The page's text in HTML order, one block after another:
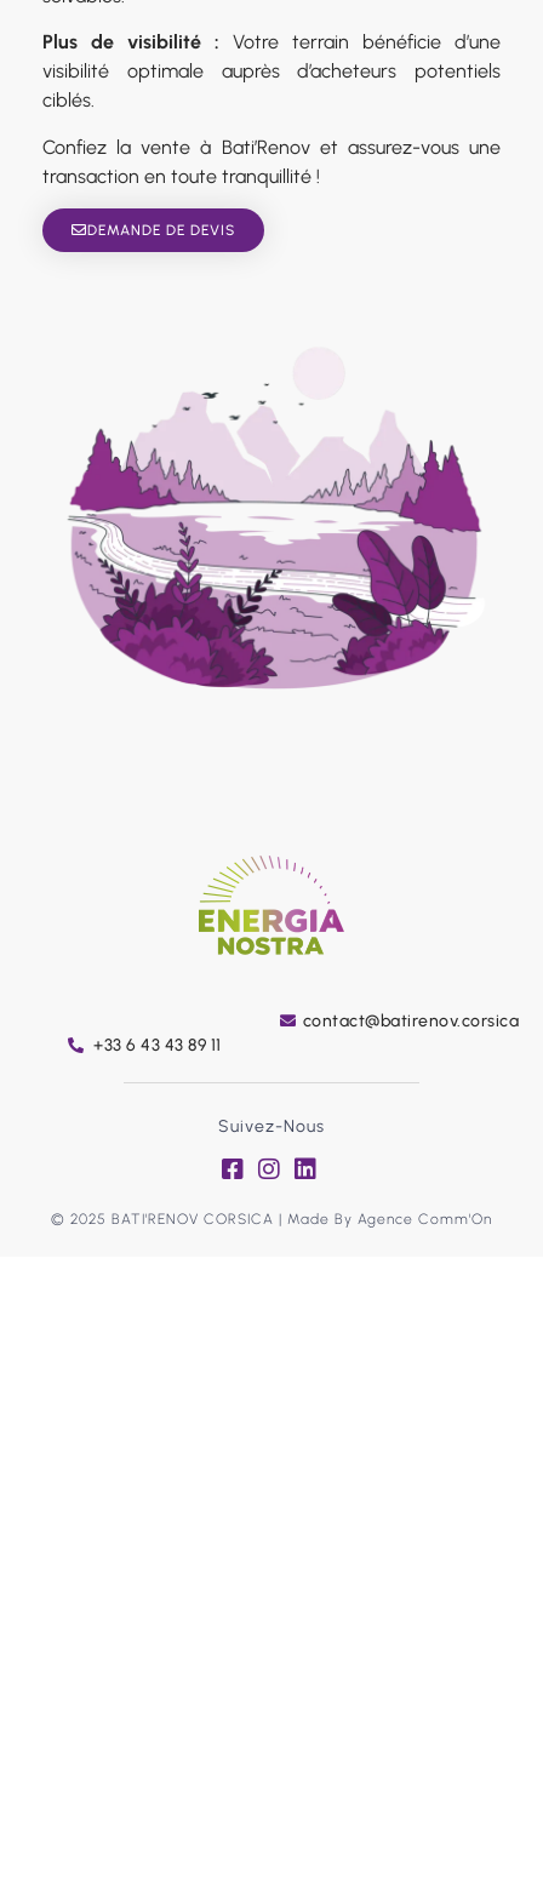
Plus de visibilité : Votre terrain bénéficie d’une
visibilité optimale auprès d’acheteurs potentiels
ciblés.
Confiez la vente à Bati’Renov et assurez-vous une
transaction en toute tranquillité !
DEMANDE DE DEVIS
+33 6 43 43 89 11
contact@batirenov.corsica
Suivez-Nous
© 2025 BATI'RENOV CORSICA | Made By Agence Comm'On